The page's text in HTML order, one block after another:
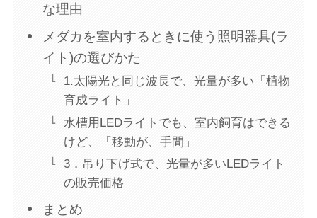
な理由
メダカを室内するときに使う照明器具(ラ
イト)の選びかた
1.太陽光と同じ波長で、光量が多い「植物
育成ライト」
水槽用LEDライトでも、室内飼育はできる
けど、「移動が、手間」
3．吊り下げ式で、光量が多いLEDライト
の販売価格
まとめ